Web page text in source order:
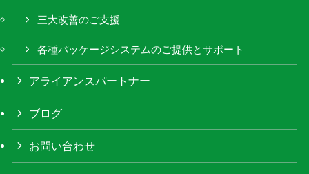
三大改善のご支援
各種パッケージシステムのご提供とサポート
アライアンスパートナー
ブログ
お問い合わせ